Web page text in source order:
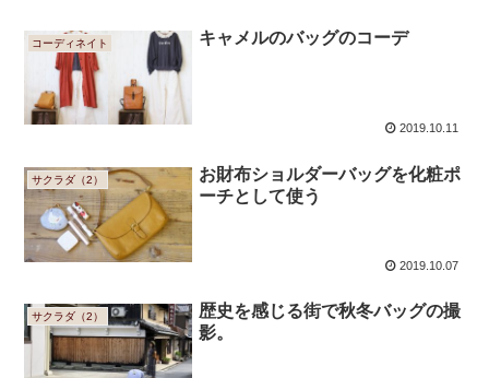
コーディネイト キャメルのバッグのコーデ
2019.10.11
サクラダ（2）
お財布ショルダーバッグを化粧ポ
ーチとして使う
2019.10.07
サクラダ（2）
歴史を感じる街で秋冬バッグの撮
影。